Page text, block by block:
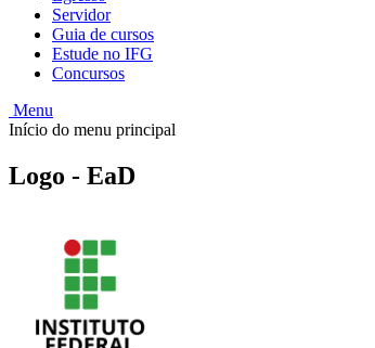
Servidor
Guia de cursos
Estude no IFG
Concursos
Menu
Início do menu principal
Logo - EaD